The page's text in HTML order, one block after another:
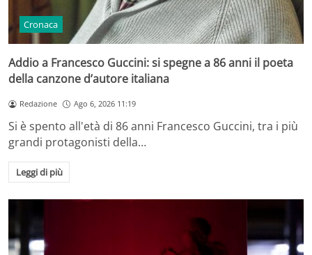
Cronaca
Addio a Francesco Guccini: si spegne a 86 anni il poeta
della canzone d’autore italiana
Redazione Ago 6, 2026 11:19
Si è spento all'età di 86 anni Francesco Guccini, tra i più
grandi protagonisti della…
Leggi di più